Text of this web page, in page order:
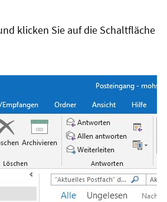
klicken Sie auf die Schaltfläche